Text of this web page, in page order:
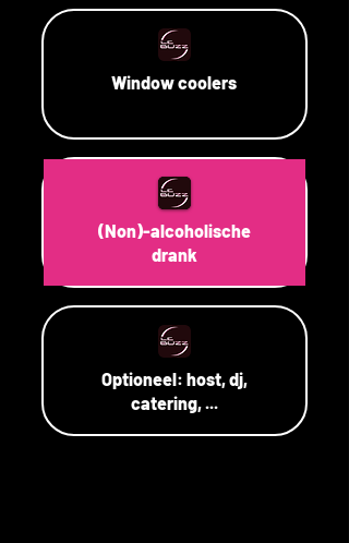
Window coolers
(Non)-alcoholische
drank
Optioneel: host, dj,
catering, ...